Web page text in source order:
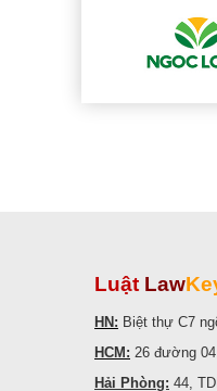
Luật Law
HN: Biệt thự C7
HCM: 26 đường
Hải Phòng: 44,